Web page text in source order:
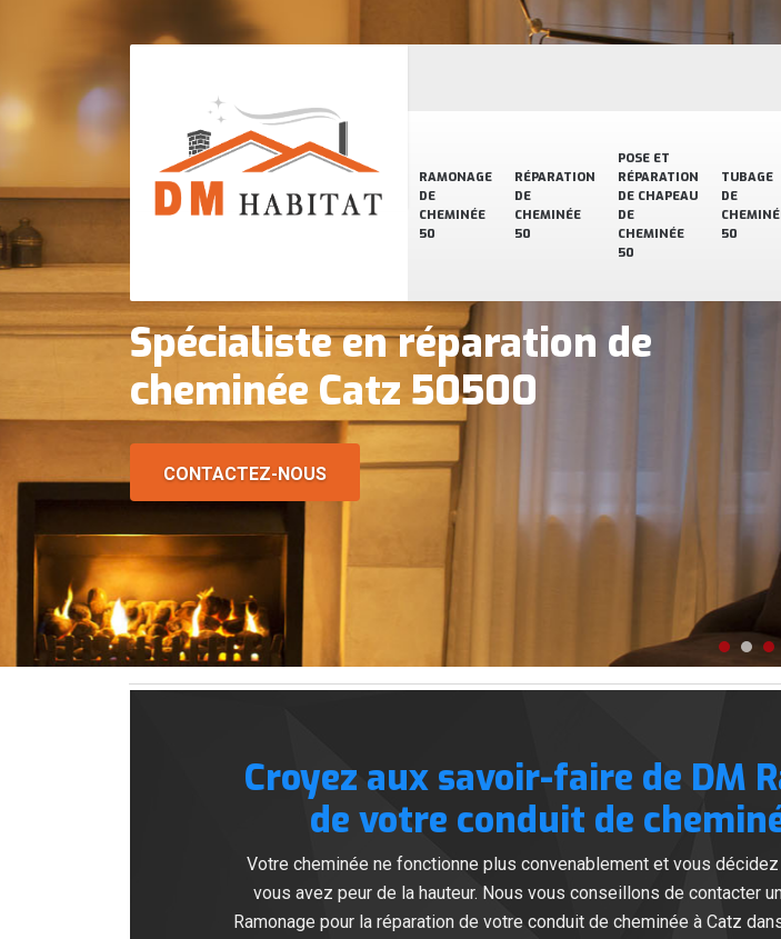
RAMONAGE
DE
CHEMINÉE
50
RÉPARATION
DE
CHEMINÉE
50
POSE ET
RÉPARATION
DE CHAPEAU
DE
CHEMINÉE
50
TUBAGE
DE
50
Spécialiste en réparation de
cheminée Catz 50500
CONTACTEZ-NOUS
Croyez aux savoir-faire de DM
de votre conduit de
Votre cheminée ne fonctionne plus convenablement et vous
vous avez peur de la hauteur. Nous vous conseillons de contacter
Ramonage pour la réparation de votre conduit de cheminée à Catz